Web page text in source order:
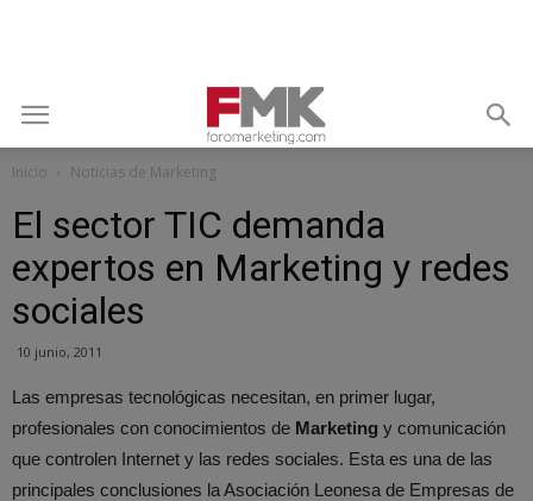
Inicio Noticias de Marketing
El sector TIC demanda
expertos en Marketing y redes
sociales
10 junio, 2011
Las empresas tecnológicas necesitan, en primer lugar,
profesionales con conocimientos de Marketing y comunicación
que controlen Internet y las redes sociales. Esta es una de las
principales conclusiones la Asociación Leonesa de Empresas de